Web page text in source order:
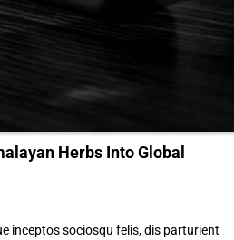
Herbs Into Global
inceptos sociosqu felis, dis parturient